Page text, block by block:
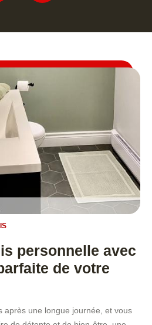
personnelle avec
de votre
après une longue journée, et vous